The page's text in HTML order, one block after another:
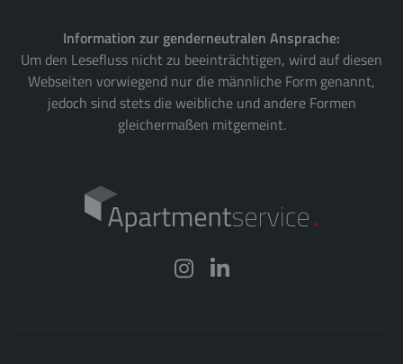
Information zur genderneutralen Ansprache:
Um den Lesefluss nicht zu beeinträchtigen, wird auf diesen
Webseiten vorwiegend nur die männliche Form genannt,
jedoch sind stets die weibliche und andere Formen
gleichermaßen mitgemeint.